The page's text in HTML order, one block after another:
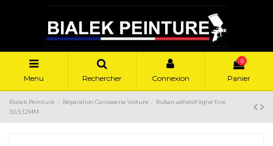
Menu Rechercher Connexion
0
Panier
Bialek Peinture Réparation Carrosserie Voiture
Ruban adhésif ligne fine
3,6,9,12MM